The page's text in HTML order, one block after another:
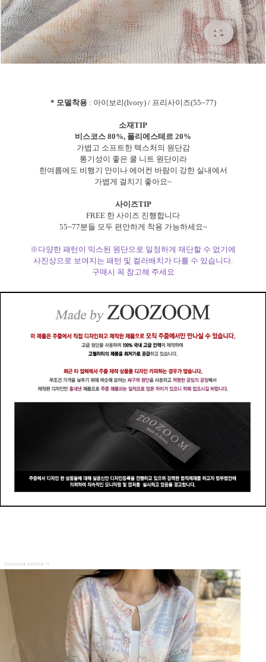
* 모델착용: 아이보리(Ivory) / 프리사이즈(55~77)
소재TIP
비스코스 80%, 폴리에스테르 20%
가볍고 소프트한 텍스처의 원단감
통기성이 좋은 쿨 니트 원단이라
한여름에도 비행기 안이나 에어컨 바람이 강한 실내에서
가볍게 걸치기 좋아요~
사이즈TIP
FREE 한 사이즈 진행합니다
55~77분들 모두 편안하게 착용 가능하세요~
※다양한 패턴이 믹스된 원단으로 일정하게 재단할 수 없기에
사진상으로 보여지는 패턴 및 컬러배치가 다를 수 있습니다.
구매시 꼭 참고해 주세요